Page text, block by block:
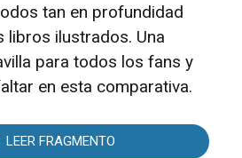
tan en profundidad
libros ilustrados. Una
para todos los fans y
en esta comparativa.
LEER FRAGMENTO